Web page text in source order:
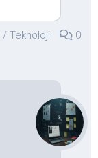
/ Teknoloji 0